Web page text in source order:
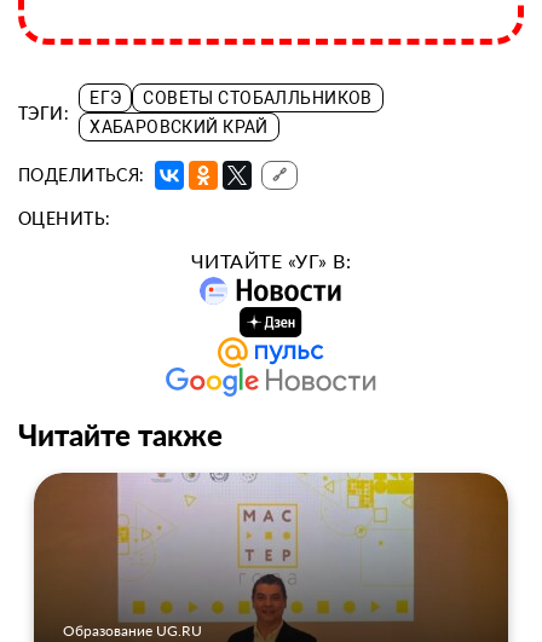
ТЭГИ:
ЕГЭ
СОВЕТЫ СТОБАЛЛЬНИКОВ
ХАБАРОВСКИЙ КРАЙ
ПОДЕЛИТЬСЯ: 🔗
ОЦЕНИТЬ:
ЧИТАЙТЕ «УГ» В:
Читайте также
Образование UG.RU